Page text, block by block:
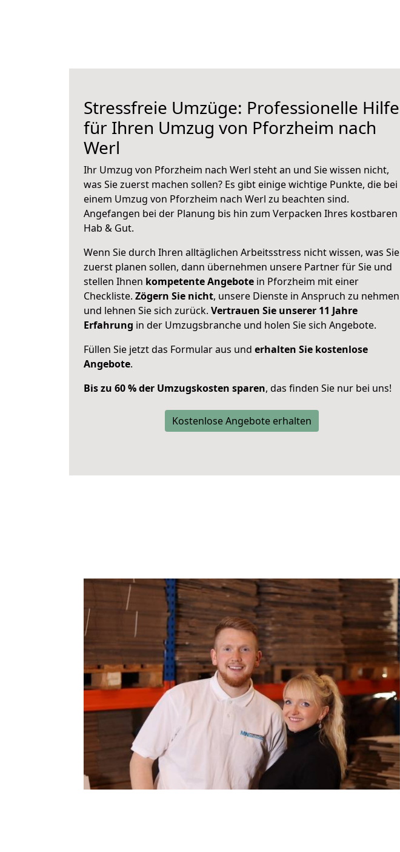
Stressfreie Umzüge: Professionelle Hilfe
für Ihren Umzug von Pforzheim nach
Werl
Ihr Umzug von Pforzheim nach Werl steht an und Sie wissen nicht,
was Sie zuerst machen sollen? Es gibt einige wichtige Punkte, die bei
einem Umzug von Pforzheim nach Werl zu beachten sind.
Angefangen bei der Planung bis hin zum Verpacken Ihres kostbaren
Hab & Gut.
Wenn Sie durch Ihren alltäglichen Arbeitsstress nicht wissen, was Sie
zuerst planen sollen, dann übernehmen unsere Partner für Sie und
stellen Ihnen kompetente Angebote in Pforzheim mit einer
Checkliste. Zögern Sie nicht, unsere Dienste in Anspruch zu nehmen
und lehnen Sie sich zurück. Vertrauen Sie unserer 11 Jahre
Erfahrung in der Umzugsbranche und holen Sie sich Angebote.
Füllen Sie jetzt das Formular aus und erhalten Sie kostenlose
Angebote.
Bis zu 60 % der Umzugskosten sparen, das finden Sie nur bei uns!
Kostenlose Angebote erhalten